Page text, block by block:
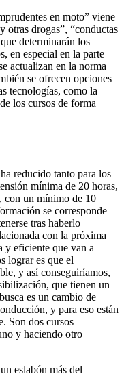
en moto” viene
otras drogas”, “conductas
determinarán los
en especial en la parte
actualizan en la norma
se ofrecen opciones
tecnologías, como la
los cursos de forma
reducido tanto para los
mínima de 20 horas,
con un mínimo de 10
se corresponde
tras haberlo
con la próxima
y eficiente que van a
lograr es que el
y así conseguiríamos,
que tienen un
es un cambio de
y para eso están
Son dos cursos
y haciendo otro
eslabón más del